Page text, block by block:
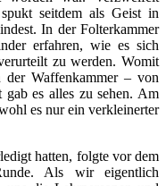
seitdem als Geist in
In der Folterkammer
erfahren, wie es sich
zu werden. Womit
Waffenkammer – von
es alles zu sehen. Am
es nur ein verkleinerter
hatten, folgte vor dem
Als wir eigentlich